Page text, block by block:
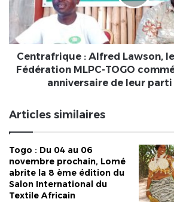
président
Fédération
MLPC-
TOGO
ème
anniversaire
leur
parti
politique
Centrafrique : Alfred Lawson,
Fédération MLPC-TOGO
anniversaire de leur
Articles similaires
Togo : Du 04 au 06
novembre prochain, Lomé
abrite la 8 ème édition du
Salon International du
Textile Africain